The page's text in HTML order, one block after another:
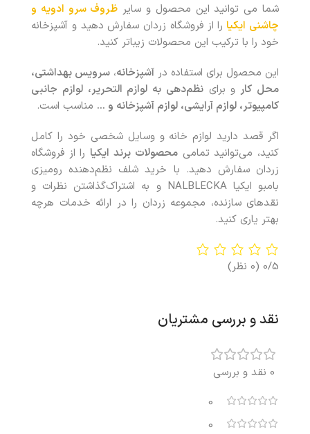
شما می توانید این محصول و سایر ظروف سرو ادویه و
چاشنی ایکیا را از فروشگاه زردان سفارش دهید و آشپزخانه
خود را با ترکیب این محصولات زیباتر کنید.
این محصول برای استفاده در آشپزخانه، سرویس بهداشتی،
محل کار و براینظم‌دهی به لوازم التحریر، لوازم جانبی
کامپیوتر، لوازم آرایشی، لوازم آشپزخانه و … مناسب است.
اگر قصد دارید لوازم خانه و وسایل شخصی خود را کامل
کنید، می‌توانید تمامی محصولات برند ایکیا را از فروشگاه
زردان سفارش دهید. با خريد شلف نظم‌دهنده رومیزی
بامبو ایکیا NALBLECKA و به اشتراک‌گذاشتن نظرات و
نقدهای سازنده، مجموعه زردان را در ارائه خدمات هرچه
بهتر ياری کنيد.
0/5 (0 نظر)
نقد و بررسی مشتریان
0 نقد و بررسی
0
0